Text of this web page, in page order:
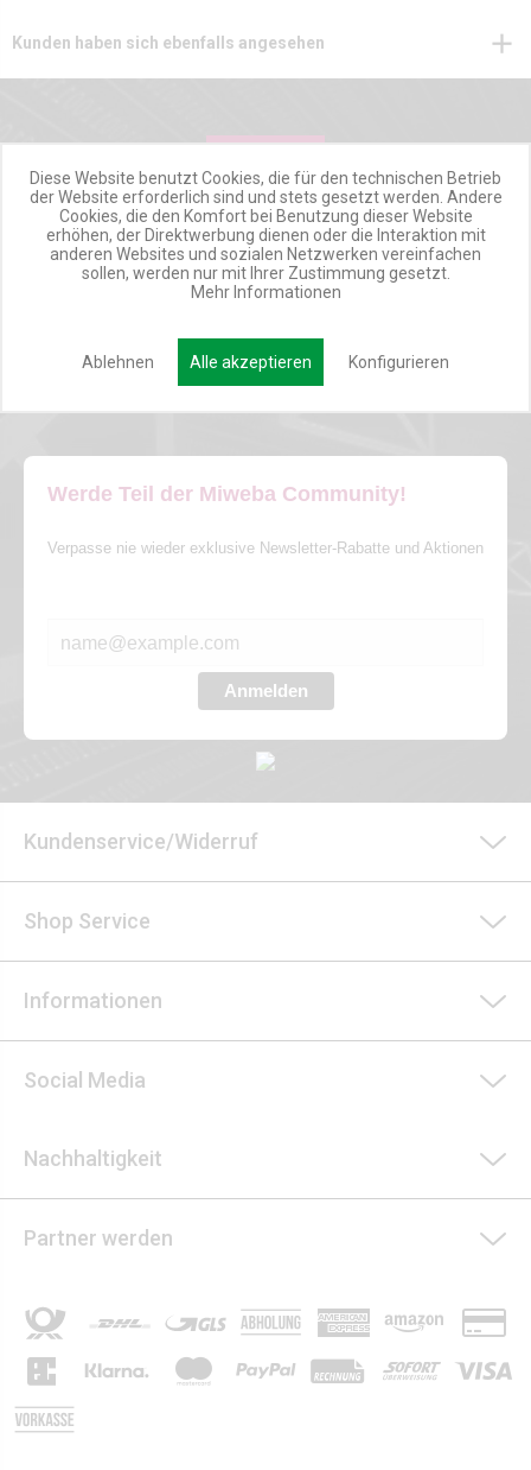
Kunden haben sich ebenfalls angesehen
IMMER UP TO DATE!
MIWEBA NEWSLETTER
PRODUKTUPDATES
TOP INFORMIERT
Werde Teil der Miweba Community!
Verpasse nie wieder exklusive Newsletter-Rabatte und Aktionen
Anmelden
Kundenservice/Widerruf
Shop Service
Informationen
Social Media
Nachhaltigkeit
Partner werden
Diese Website benutzt Cookies, die für den technischen Betrieb
der Website erforderlich sind und stets gesetzt werden. Andere
Cookies, die den Komfort bei Benutzung dieser Website
erhöhen, der Direktwerbung dienen oder die Interaktion mit
anderen Websites und sozialen Netzwerken vereinfachen
sollen, werden nur mit Ihrer Zustimmung gesetzt.
Mehr Informationen
Ablehnen Alle akzeptieren Konfigurieren